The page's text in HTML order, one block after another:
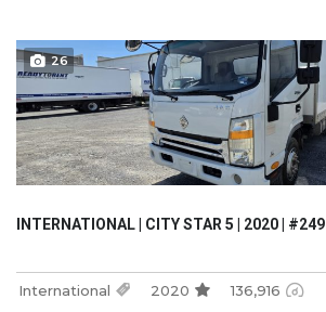
26
INTERNATIONAL | CITY STAR 5 | 2020 | #249
International 2020 136,916